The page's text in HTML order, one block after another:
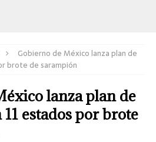
Gobierno de México lanza plan de
brote de sarampión
lanza plan de
estados por brote